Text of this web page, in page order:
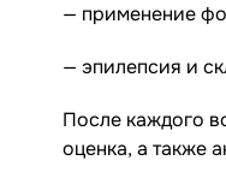
— применение
— эпилепсия и
После каждого
оценка, а также